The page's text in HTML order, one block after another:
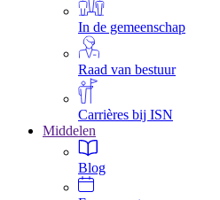
In de gemeenschap
Raad van bestuur
Carrières bij ISN
Middelen
Blog